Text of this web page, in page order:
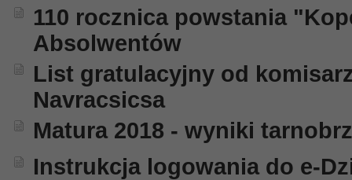
110 rocznica powstania
Absolwentów
List gratulacyjny od
Navracsicsa
Matura 2018 - wyniki
Instrukcja logowania do e-